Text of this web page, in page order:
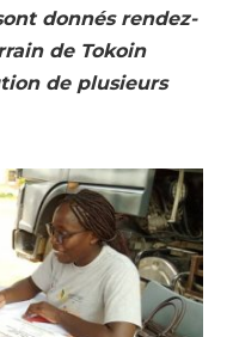
donnés rendez-
de Tokoin
de plusieurs